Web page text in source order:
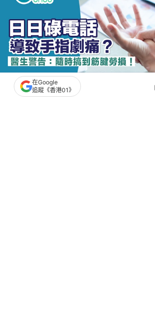
在Google
追蹤《香港01》